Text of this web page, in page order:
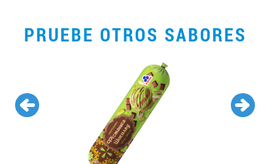
PRUEBE OTROS SABORES